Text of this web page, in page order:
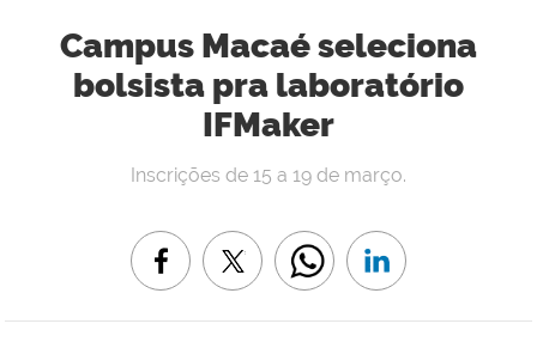
Campus Macaé seleciona
bolsista pra laboratório
IFMaker
Inscrições de 15 a 19 de março.